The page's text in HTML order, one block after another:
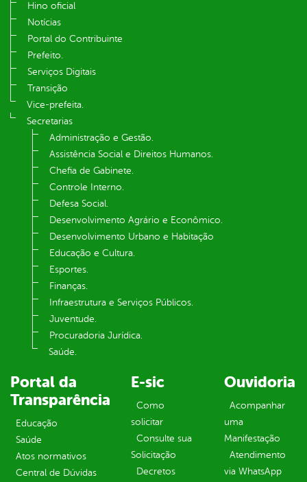
Hino oficial
Notícias
Portal do Contribuinte
Prefeito.
Serviços Digitais
Transição
Vice-prefeita.
Secretarias
Administração e Gestão.
Assistência Social e Direitos Humanos.
Chefia de Gabinete.
Controle Interno.
Defesa Social.
Desenvolvimento Agrário e Econômico.
Desenvolvimento Urbano e Habitação
Educação e Cultura.
Esportes.
Finanças.
Infraestrutura e Serviços Públicos.
Juventude.
Procuradoria Jurídica.
Saúde.
Portal da
Transparência
Educação
Saúde
Atos normativos
Central de Dúvidas
E-sic
Como
solicitar
Consulte sua
Solicitação
Decretos
Ouvidoria
Acompanhar
uma
Manifestação
Atendimento
via WhatsApp